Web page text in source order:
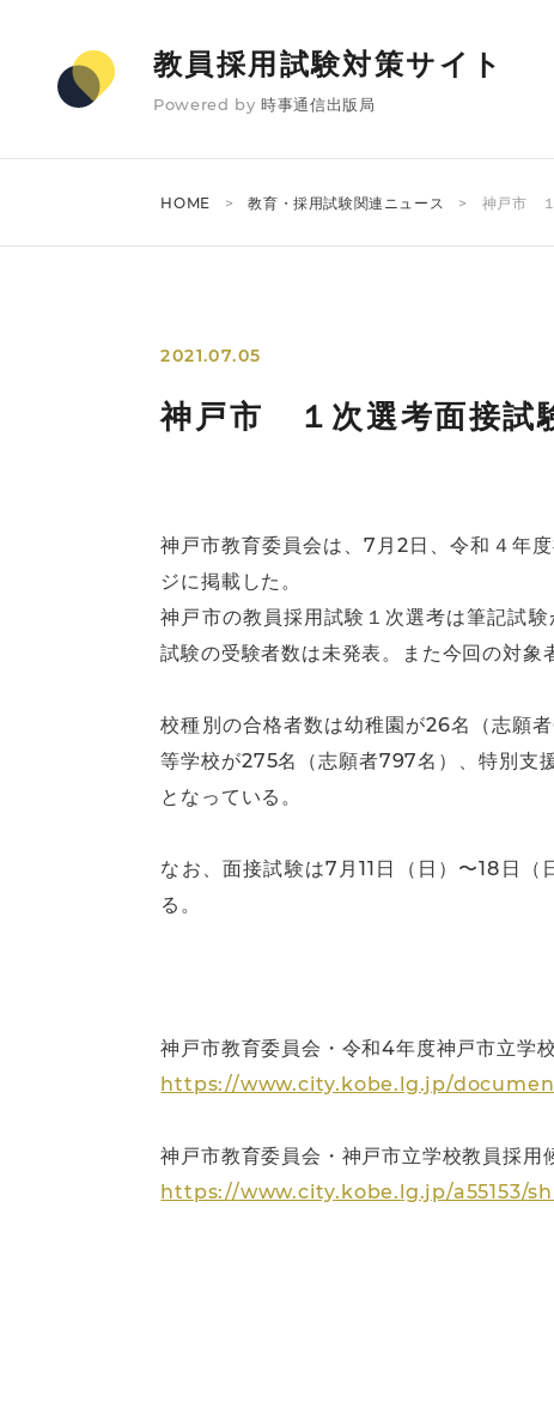
教員採用試験対策サイト
Powered by 時事通信出版局
HOME 教育・採用試験関連ニュース 神戸市 １
2021.07.05
神戸市 １次選考面接試
神戸市教育委員会は、7月2日、令和４年
ジに掲載した。
神戸市の教員採用試験１次選考は筆記試
試験の受験者数は未発表。また今回の対
校種別の合格者数は幼稚園が26名（志願
等学校が275名（志願者797名）、特別支
となっている。
なお、面接試験は7月11日（日）〜18日
る。
神戸市教育委員会・令和4年度神戸市立学
https://www.city.kobe.lg.jp/
神戸市教育委員会・神戸市立学校教員採用
https://www.city.kobe.lg.jp/a55153/